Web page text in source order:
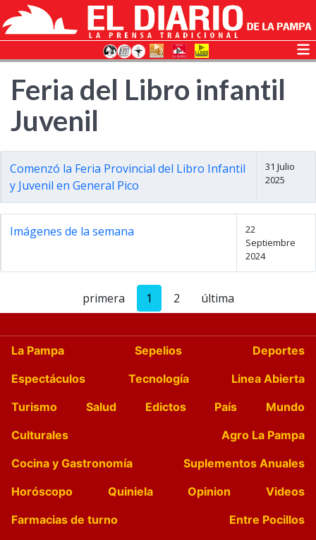
Feria del Libro infantil
Juvenil
Comenzó la Feria Provincial del Libro Infantil
y Juvenil en General Pico
31 Julio
2025
Imágenes de la semana
22
Septiembre
2024
primera 1 2 última
La Pampa Sepelios
Deportes
Espectáculos
Tecnología
Linea Abierta
Turismo
Salud Edictos País
Mundo
Culturales
Agro La Pampa
Cocina y Gastronomía
Suplementos Anuales
Horóscopo
Quiniela Opinion
Videos
Farmacias de turno
Entre Pocillos